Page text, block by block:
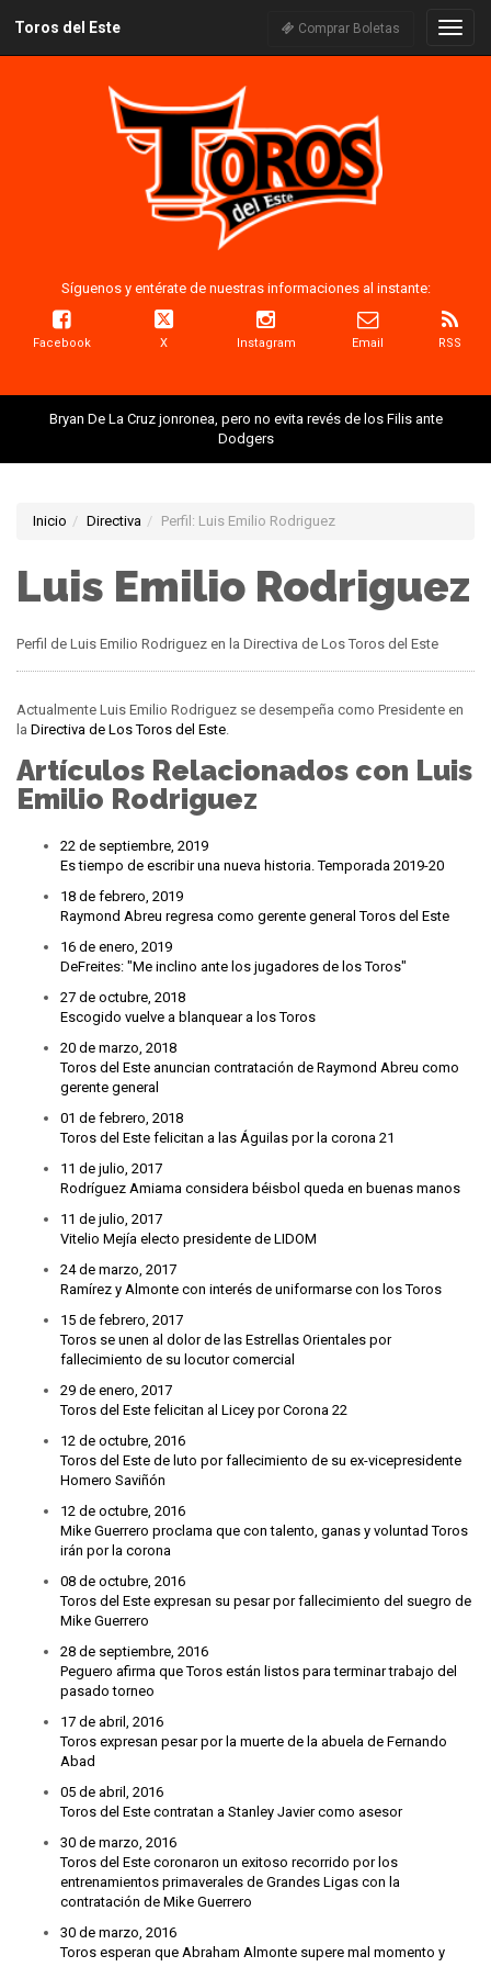
Toros del Este Comprar Boletas
Síguenos y entérate de nuestras informaciones al instante:
Facebook X Instagram Email RSS
Bryan De La Cruz jonronea, pero no evita revés de los Filis ante
Dodgers
Inicio Directiva Perfil: Luis Emilio Rodriguez
Luis Emilio Rodriguez
Perfil de Luis Emilio Rodriguez en la Directiva de Los Toros del Este
Actualmente Luis Emilio Rodriguez se desempeña como Presidente en
la Directiva de Los Toros del Este
Artículos Relacionados con Luis
Emilio Rodriguez
22 de septiembre, 2019
Es tiempo de escribir una nueva historia. Temporada 2019-20
18 de febrero, 2019
Raymond Abreu regresa como gerente general Toros del Este
16 de enero, 2019
DeFreites: "Me inclino ante los jugadores de los Toros"
27 de octubre, 2018
Escogido vuelve a blanquear a los Toros
20 de marzo, 2018
Toros del Este anuncian contratación de Raymond Abreu como
gerente general
01 de febrero, 2018
Toros del Este felicitan a las Águilas por la corona 21
11 de julio, 2017
Rodríguez Amiama considera béisbol queda en buenas manos
11 de julio, 2017
Vitelio Mejía electo presidente de LIDOM
24 de marzo, 2017
Ramírez y Almonte con interés de uniformarse con los Toros
15 de febrero, 2017
Toros se unen al dolor de las Estrellas Orientales por
fallecimiento de su locutor comercial
29 de enero, 2017
Toros del Este felicitan al Licey por Corona 22
12 de octubre, 2016
Toros del Este de luto por fallecimiento de su ex-vicepresidente
Homero Saviñón
12 de octubre, 2016
Mike Guerrero proclama que con talento, ganas y voluntad Toros
irán por la corona
08 de octubre, 2016
Toros del Este expresan su pesar por fallecimiento del suegro de
Mike Guerrero
28 de septiembre, 2016
Peguero afirma que Toros están listos para terminar trabajo del
pasado torneo
17 de abril, 2016
Toros expresan pesar por la muerte de la abuela de Fernando
Abad
05 de abril, 2016
Toros del Este contratan a Stanley Javier como asesor
30 de marzo, 2016
Toros del Este coronaron un exitoso recorrido por los
entrenamientos primaverales de Grandes Ligas con la
contratación de Mike Guerrero
30 de marzo, 2016
Toros esperan que Abraham Almonte supere mal momento y